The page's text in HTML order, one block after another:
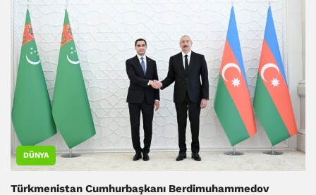
DÜNYA
Türkmenistan Cumhurbaşkanı Berdimuhammedov